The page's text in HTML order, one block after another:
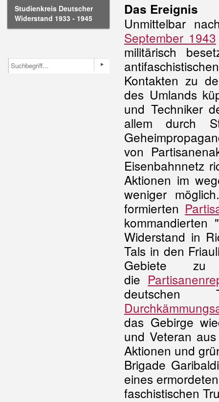
Studienkreis Deutscher
Widerstand 1933 - 1945
Das Ereignis
Unmittelbar
September 1943
militärisch
Kontakten zu
des Umlands
und Techniker
allem durch
von
Eisenbahnnetz
Aktionen im
weniger
formierten
kommandierten
Widerstand in
Tals in den
Gebiete
die
das Gebirge
und Veteran
Aktionen und
Brigade
eines
faschistischen